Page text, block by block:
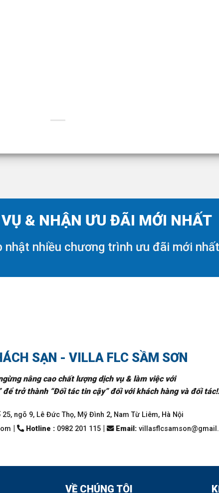
& NHẬN ƯU ĐÃI MỚI NHẤT
nhật nhiều chương trình ưu đãi mới nhất
SẠN - VILLA FLC SẦM SƠN
nâng cao chất lượng dịch vụ & làm việc với
để trở thành “Đối tác tin cậy” đối với khách hàng và đối
25, ngõ 9, Lê Đức Thọ, Mỹ Đình 2, Nam Từ Liêm, Hà Nội
| Hotline :0982 201 115 | Email :
VỀ CHÚNG TÔI